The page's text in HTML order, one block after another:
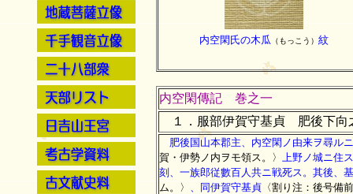
内空閑氏の木瓜 （もっこう） 紋
内空閑傳記 巻之一
１．服部伊賀守基貞 肥後下向
肥後国山本郡主、内空閑ノ由来ヲ尋ル
賀・伊勢ノ内ヲモ領ス。〉
上野ノ城ニ住
刻、一族郎従數百人共ニ戦死ス。其後、
ム。〉
、同伊賀守基貞 〈割り注：後号備